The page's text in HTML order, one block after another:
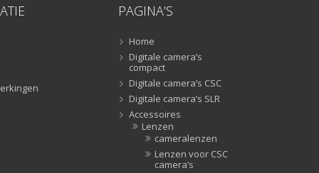
Studioflitsers
Studiolampen
Studiolampen
televisie afstandsbedieningen
Afstandsbedieningen
PAGINA’S
Home
Digitale camera’s
compact
Digitale camera’s CSC
Digitale camera’s SLR
Accessoires
Lenzen
cameralenzen
Lenzen voor CSC
camera’s